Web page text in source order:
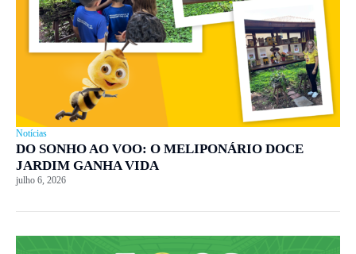
Notícias
DO SONHO AO VOO: O MELIPONÁRIO DOCE
JARDIM GANHA VIDA
julho 6, 2026